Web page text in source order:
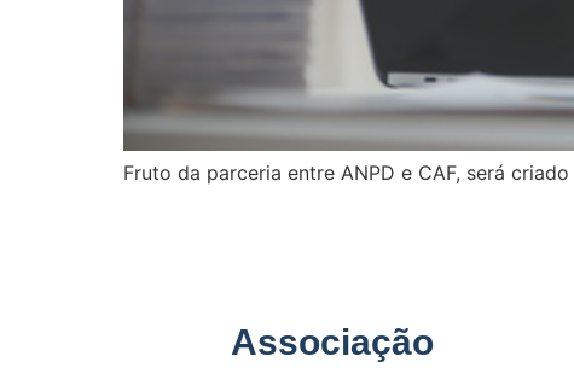
Fruto da parceria entre ANPD e CAF, será
Associação